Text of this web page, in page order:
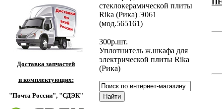
Доставка запчастей
и комплектующих:
"Почта России", "СДЭК"
стеклокерамической плиты
Rika (Рика) Э061
(мод.565161)
300р.шт.
Уплотнитель ж.шкафа для
электрической плиты Rika
(Рика)